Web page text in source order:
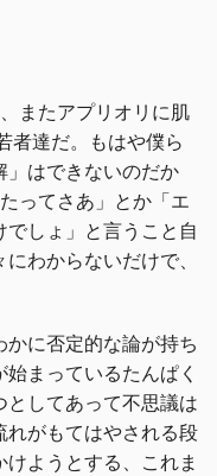
またアプリオリに肌
者達だ。もはや僕ら
」はできないのだか
ってさあ」とか「エ
しょ」と言うこと自
わからないだけで、
に否定的な論が持ち
まっているたんぱく
してあって不思議は
れがもてはやされる段
ようとする、これま